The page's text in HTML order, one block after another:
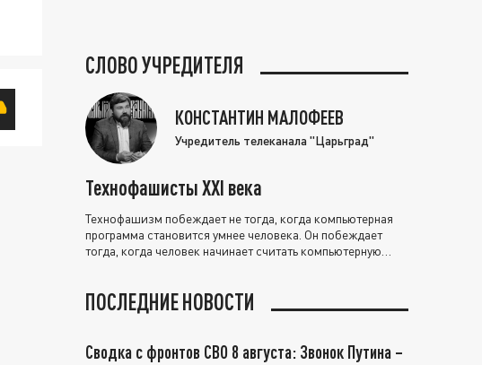
СЛОВО УЧРЕДИТЕЛЯ
КОНСТАНТИН МАЛОФЕЕВ
Учредитель телеканала "Царьград"
Технофашисты XXI века
Технофашизм побеждает не тогда, когда компьютерная
программа становится умнее человека. Он побеждает
тогда, когда человек начинает считать компьютерную
ПОСЛЕДНИЕ НОВОСТИ
Сводка с фронтов СВО 8 августа: Звонок Путина –